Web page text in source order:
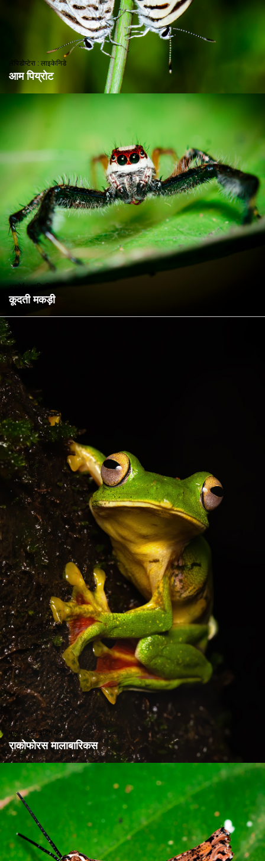
लेपिडोप्टेरा : लाइकेनिडे
आम पिय्रोट
अरनेई : साल्टिसिडे
कूदती मकड़ी
मालाबार ग्लाइडिंग मेंढक
राकोफोरस मालाबारिकस